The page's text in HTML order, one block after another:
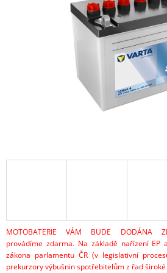
MOTOBATERIE VÁM BUDE DODÁNA
provádíme zdarma. Na základě nařízení EP
zákona parlamentu ČR (v legislativní
prekurzory výbušnin spotřebitelům z řad
O
R
U
Č